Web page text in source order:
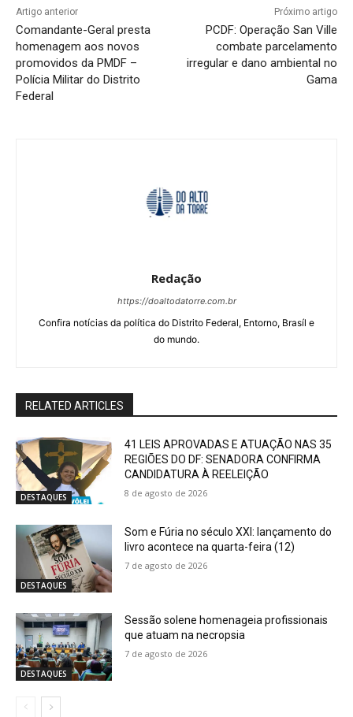
Artigo anterior
Comandante-Geral presta
homenagem aos novos
promovidos da PMDF –
Polícia Militar do Distrito
Federal
Próximo artigo
PCDF: Operação San Ville
combate parcelamento
irregular e dano ambiental no
Gama
Redação
https://doaltodatorre.com.br
Confira notícias da política do Distrito Federal, Entorno, Brasíl e
do mundo.
RELATED ARTICLES
DESTAQUES
41 LEIS APROVADAS E ATUAÇÃO NAS 35
REGIÕES DO DF: SENADORA CONFIRMA
CANDIDATURA À REELEIÇÃO
8 de agosto de 2026
DESTAQUES
Som e Fúria no século XXI: lançamento do
livro acontece na quarta-feira (12)
7 de agosto de 2026
DESTAQUES
Sessão solene homenageia profissionais
que atuam na necropsia
7 de agosto de 2026